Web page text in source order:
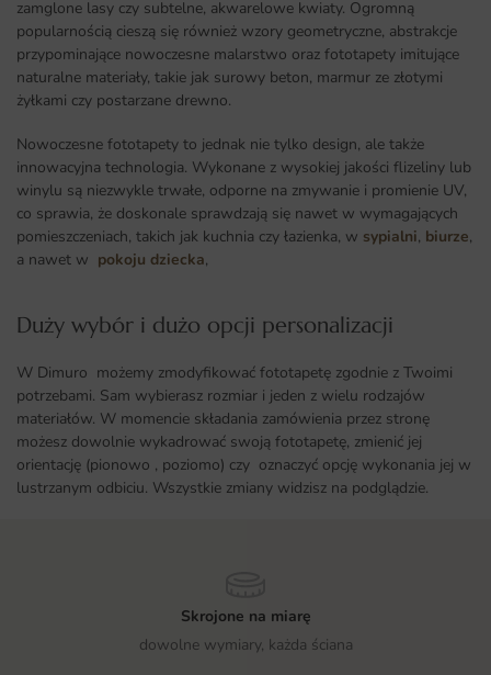
zamglone lasy czy subtelne, akwarelowe kwiaty. Ogromną
popularnością cieszą się również wzory geometryczne, abstrakcje
przypominające nowoczesne malarstwo oraz fototapety imitujące
naturalne materiały, takie jak surowy beton, marmur ze złotymi
żyłkami czy postarzane drewno.
Nowoczesne fototapety to jednak nie tylko design, ale także
innowacyjna technologia. Wykonane z wysokiej jakości flizeliny lub
winylu są niezwykle trwałe, odporne na zmywanie i promienie UV,
co sprawia, że doskonale sprawdzają się nawet w wymagających
pomieszczeniach, takich jak kuchnia czy łazienka, w sypialni, biurze,
a nawet w pokoju dziecka,
Duży wybór i dużo opcji personalizacji ​
W Dimuro możemy zmodyfikować fototapetę zgodnie z Twoimi
potrzebami. Sam wybierasz rozmiar i jeden z wielu rodzajów
materiałów. W momencie składania zamówienia przez stronę
możesz dowolnie wykadrować swoją fototapetę, zmienić jej
orientację (pionowo , poziomo) czy oznaczyć opcję wykonania jej w
lustrzanym odbiciu. Wszystkie zmiany widzisz na podglądzie.
Skrojone na miarę
dowolne wymiary, każda ściana